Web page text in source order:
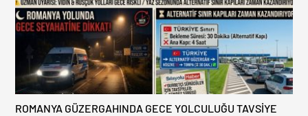
ROMANYA GÜZERGAHINDA GECE YOLCULUĞU TAVSİYE